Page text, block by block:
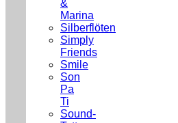
&
Marina
Silberflöten
Simply
Friends
Smile
Son
Pa
Ti
Sound-